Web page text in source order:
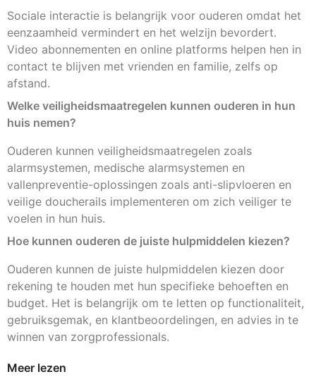
Sociale interactie is belangrijk voor ouderen omdat het
eenzaamheid vermindert en het welzijn bevordert.
Video abonnementen en online platforms helpen hen in
contact te blijven met vrienden en familie, zelfs op
afstand.
Welke veiligheidsmaatregelen kunnen ouderen in hun
huis nemen?
Ouderen kunnen veiligheidsmaatregelen zoals
alarmsystemen, medische alarmsystemen en
vallenpreventie-oplossingen zoals anti-slipvloeren en
veilige doucherails implementeren om zich veiliger te
voelen in hun huis.
Hoe kunnen ouderen de juiste hulpmiddelen kiezen?
Ouderen kunnen de juiste hulpmiddelen kiezen door
rekening te houden met hun specifieke behoeften en
budget. Het is belangrijk om te letten op functionaliteit,
gebruiksgemak, en klantbeoordelingen, en advies in te
winnen van zorgprofessionals.
Meer lezen